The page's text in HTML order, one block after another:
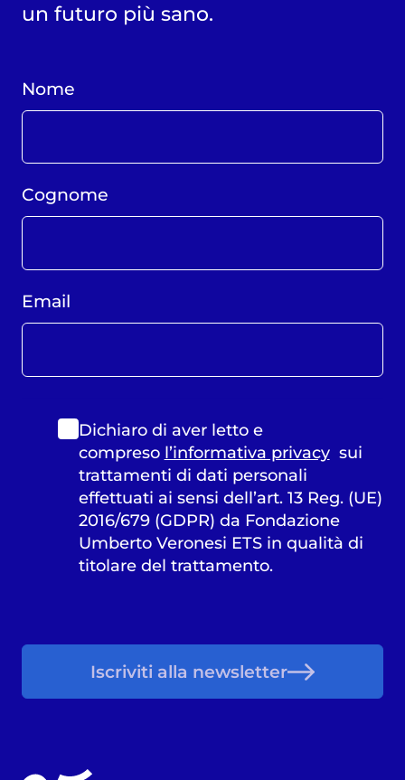
un futuro più sano.
Nome
Cognome
Email
Dichiaro di aver letto e
compreso l’informativa privacysui
trattamenti di dati personali
effettuati ai sensi dell’art. 13 Reg. (UE)
2016/679 (GDPR) da Fondazione
Umberto Veronesi ETS in qualità di
titolare del trattamento.
Iscriviti alla newsletter